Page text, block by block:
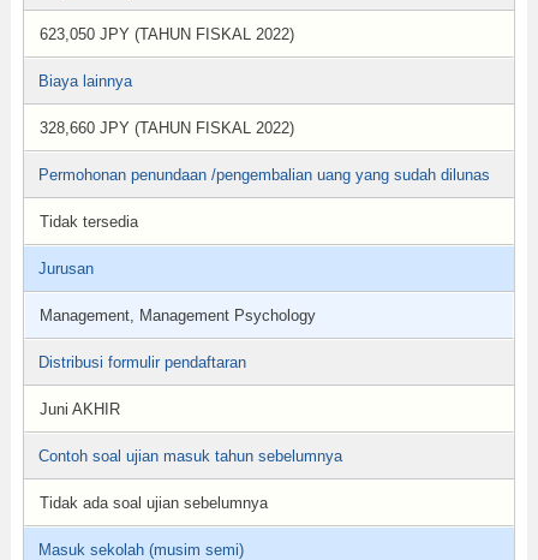
623,050 JPY (TAHUN FISKAL 2022)
Biaya lainnya
328,660 JPY (TAHUN FISKAL 2022)
Permohonan penundaan /pengembalian uang yang sudah dilunas
Tidak tersedia
Jurusan
Management, Management Psychology
Distribusi formulir pendaftaran
Juni AKHIR
Contoh soal ujian masuk tahun sebelumnya
Tidak ada soal ujian sebelumnya
Masuk sekolah (musim semi)